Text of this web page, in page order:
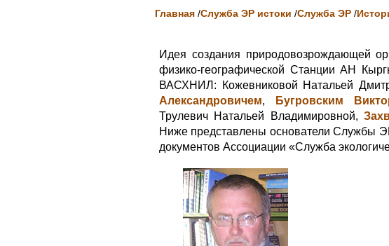
Главная /Служба ЭР истоки /Служба ЭР /
Идея создания природовозрождающей
физико-географической Станции АН
ВАСХНИЛ: Кожевниковой Натальей
Александровичем, Бугровским
Трулевич Натальей Владимировной,
Ниже представлены основатели Службы
документов Ассоциации «Служба